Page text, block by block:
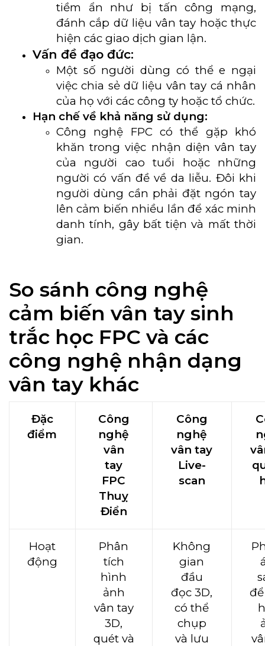
tiềm ẩn như bị tấn công mạng,
đánh cắp dữ liệu vân tay hoặc thực
hiện các giao dịch gian lận.
Vấn đề đạo đức:
Một số người dùng có thể e ngại
việc chia sẻ dữ liệu vân tay cá nhân
của họ với các công ty hoặc tổ chức.
Hạn chế về khả năng sử dụng:
Công nghệ FPC có thể gặp khó
khăn trong việc nhận diện vân tay
của người cao tuổi hoặc những
người có vấn đề về da liễu. Đôi khi
người dùng cần phải đặt ngón tay
lên cảm biến nhiều lần để xác minh
danh tính, gây bất tiện và mất thời
gian.
So sánh công nghệ
cảm biến vân tay sinh
trắc học FPC và các
công nghệ nhận dạng
vân tay khác
Đặc
điểm
Công
nghệ
vân
tay
FPC
Thuỵ
Điển
Công
nghệ
vân tay
Live-
scan
Hoạt
động
Phân
tích
hình
ảnh
vân tay
3D,
quét và
Không
gian
đầu
đọc 3D,
có thể
chụp
và lưu